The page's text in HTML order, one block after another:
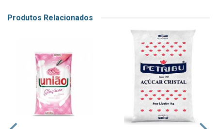
Produtos Relacionados